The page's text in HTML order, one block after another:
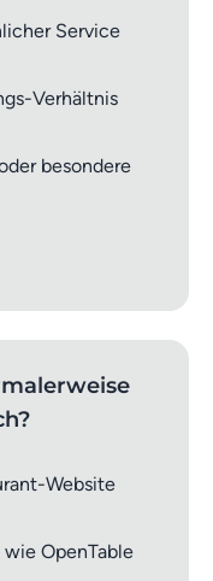
Service
Verhältnis
besondere
Website
OpenTable